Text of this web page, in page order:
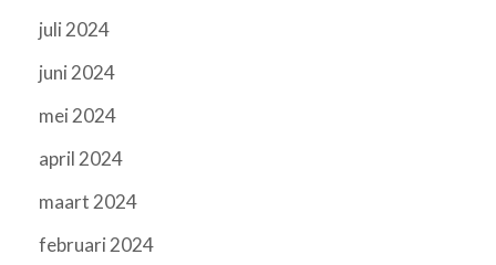
juli 2024
juni 2024
mei 2024
april 2024
maart 2024
februari 2024